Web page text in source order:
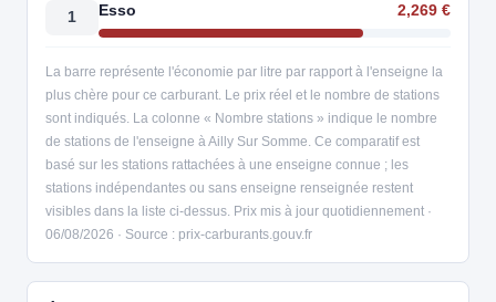
1 Esso 2,269 €
La barre représente l'économie par litre par rapport à l'enseigne la
plus chère pour ce carburant. Le prix réel et le nombre de stations
sont indiqués. La colonne « Nombre stations » indique le nombre
de stations de l'enseigne à Ailly Sur Somme. Ce comparatif est
basé sur les stations rattachées à une enseigne connue ; les
stations indépendantes ou sans enseigne renseignée restent
visibles dans la liste ci-dessus. Prix mis à jour quotidiennement ·
06/08/2026 · Source : prix-carburants.gouv.fr